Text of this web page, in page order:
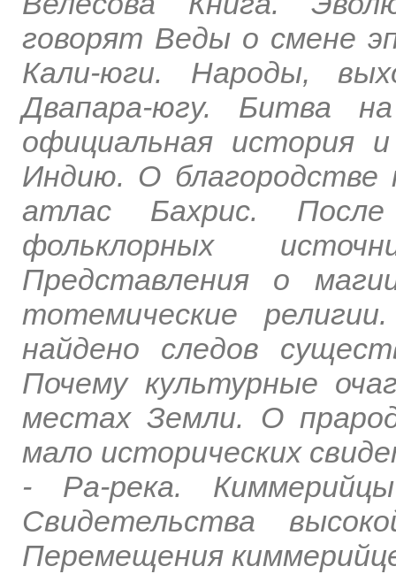
говорят Веды о смене
Кали-юги. Народы,
Двапара-югу. Битва
официальная история
Индию. О благородстве
атлас Бахрис.
фольклорных
Представления о
тотемические
найдено следов
Почему культурные
местах Земли. О
мало исторических
- Ра-река.
Свидетельства
Перемещения